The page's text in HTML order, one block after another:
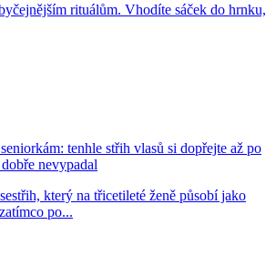
rituálům. Vhodíte sáček do hrnku,
tenhle střih vlasů si dopřejte až po
nevypadal
který na třicetileté ženě působí jako
po...